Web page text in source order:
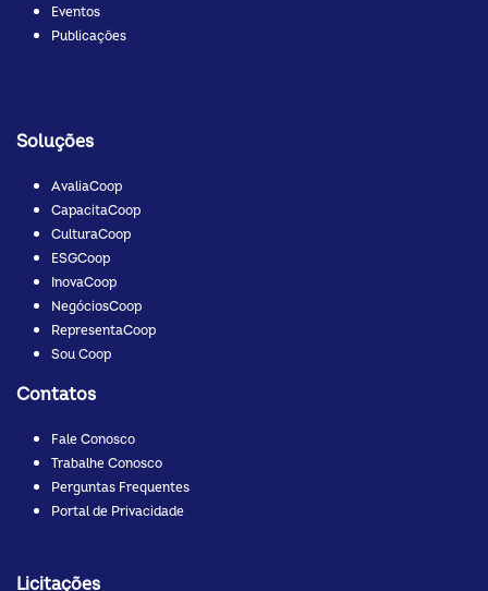
Eventos
Publicações
Soluções
AvaliaCoop
CapacitaCoop
CulturaCoop
ESGCoop
InovaCoop
NegóciosCoop
RepresentaCoop
Sou Coop
Contatos
Fale Conosco
Trabalhe Conosco
Perguntas Frequentes
Portal de Privacidade
Licitações